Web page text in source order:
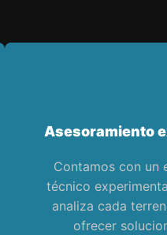
Asesoramiento
Contamos con un
técnico
analiza cada
ofrecer